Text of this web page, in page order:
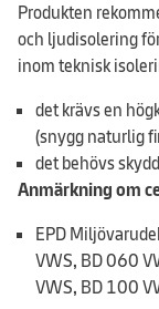
Produkten
och ljudisolering
inom teknisk
det krävs en
(snygg naturlig
det behövs
Anmärkning om
EPD
VWS, BD 060
VWS, BD 100